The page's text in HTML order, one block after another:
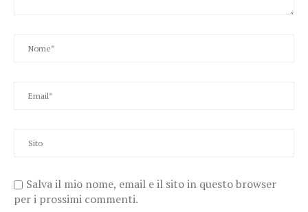
Salva il mio nome, email e il sito in questo browser
per i prossimi commenti.